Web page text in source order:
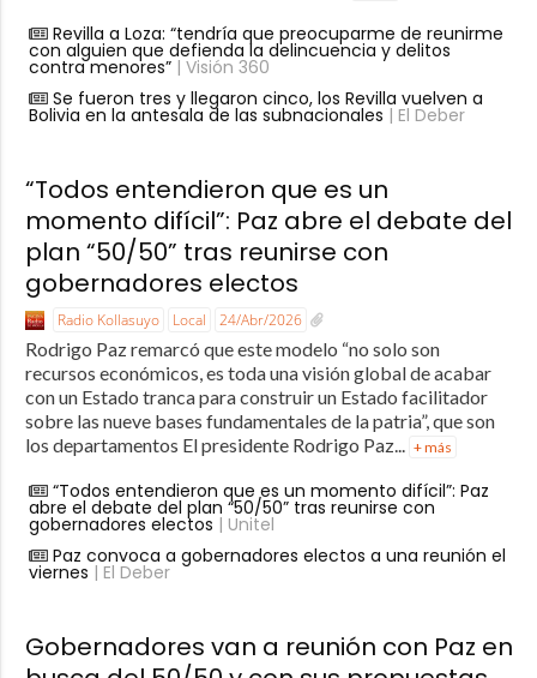
Revilla a Loza: “tendría que preocuparme de reunirme
con alguien que defienda la delincuencia y delitos
contra menores”| Visión 360
Se fueron tres y llegaron cinco, los Revilla vuelven a
Bolivia en la antesala de las subnacionales | El Deber
“Todos entendieron que es un
momento difícil”: Paz abre el debate del
plan “50/50” tras reunirse con
gobernadores electos
Radio Kollasuyo Local 24/Abr/2026
Rodrigo Paz remarcó que este modelo “no solo son
recursos económicos, es toda una visión global de acabar
con un Estado tranca para construir un Estado facilitador
sobre las nueve bases fundamentales de la patria”, que son
los departamentos El presidente Rodrigo Paz...
+ más
“Todos entendieron que es un momento difícil”: Paz
abre el debate del plan “50/50” tras reunirse con
gobernadores electos | Unitel
Paz convoca a gobernadores electos a una reunión el
viernes | El Deber
Gobernadores van a reunión con Paz en